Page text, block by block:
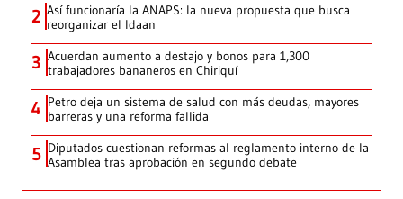
2 Así funcionaría la ANAPS: la nueva propuesta que busca
reorganizar el Idaan
3 Acuerdan aumento a destajo y bonos para 1,300
trabajadores bananeros en Chiriquí
4 Petro deja un sistema de salud con más deudas, mayores
barreras y una reforma fallida
5 Diputados cuestionan reformas al reglamento interno de la
Asamblea tras aprobación en segundo debate